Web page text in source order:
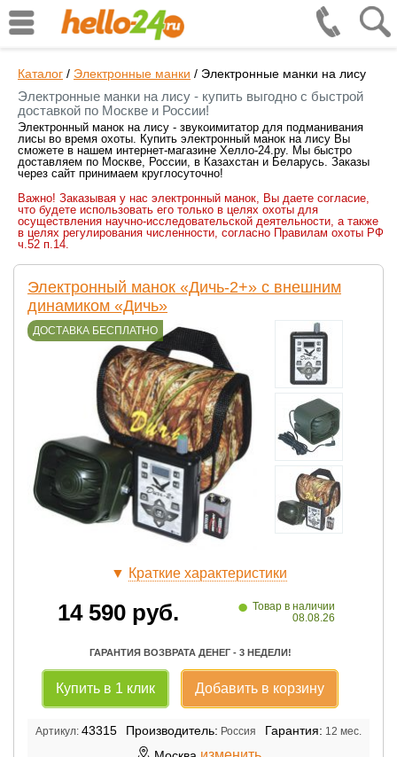
Каталог / Электронные манки / Электронные манки на лису
Электронные манки на лису - купить выгодно с быстрой
доставкой по Москве и России!
Электронный манок на лису - звукоимитатор для подманивания
лисы во время охоты. Купить электронный манок на лису Вы
сможете в нашем интернет-магазине Хелло-24.ру. Мы быстро
доставляем по Москве, России, в Казахстан и Беларусь. Заказы
через сайт принимаем круглосуточно!
Важно! Заказывая у нас электронный манок, Вы даете согласие,
что будете использовать его только в целях охоты для
осуществления научно-исследовательской деятельности, а также
в целях регулирования численности, согласно Правилам охоты РФ
ч.52 п.14.
Электронный манок «Дичь-2+» с внешним
динамиком «Дичь»
ДОСТАВКА БЕСПЛАТНО
▼ Краткие характеристики
14 590руб. • Товар в наличии
08.08.26
ГАРАНТИЯ ВОЗВРАТА ДЕНЕГ - 3 НЕДЕЛИ!
Купить в 1 клик Добавить в корзину
Артикул: 43315 Производитель: Россия Гарантия: 12 мес.